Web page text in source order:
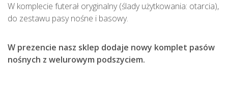
W komplecie futerał oryginalny (ślady użytkowania: otarcia),
do zestawu pasy nośne i basowy.
W prezencie nasz sklep dodaje nowy komplet pasów
nośnych z welurowym podszyciem.